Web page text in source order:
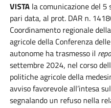
VISTA la comunicazione del
pari data, al prot. DAR n.
Coordinamento regionale
agricole della Conferenza
autonome ha trasmesso il
settembre 2024, nel corso
politiche agricole della
avviso favorevole all’intesa
segnalando un refuso nella